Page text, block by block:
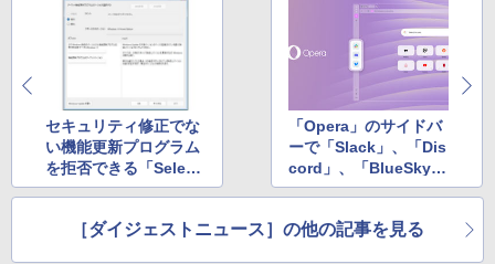
セキュリティ修正でな
い機能更新プログラム
を拒否できる「Select
the update version f
「Opera」のサイドバ
ーで「Slack」、「Dis
cord」、「BlueSky」
を利用可能に ほか
［ダイジェストニュース］の他の記事を見る